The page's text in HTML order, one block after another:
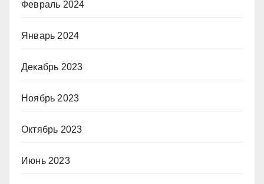
Февраль 2024
Январь 2024
Декабрь 2023
Ноябрь 2023
Октябрь 2023
Июнь 2023